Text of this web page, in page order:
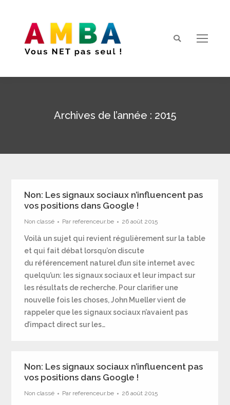
Search:
Archives de l’année : 2015
Non: Les signaux sociaux n’influencent pas
vos positions dans Google !
Non classé Par referenceur.be 26 août 2015
Voilà un sujet qui revient régulièrement sur la table
et qui fait débat lorsqu’on discute
du référencement naturel d’un site internet avec
quelqu’un: les signaux sociaux et leur impact sur
les résultats de recherche. Pour clarifier une
nouvelle fois les choses, John Mueller vient de
rappeler que les signaux sociaux n’avaient pas
d’impact direct sur les…
Non: Les signaux sociaux n’influencent pas
vos positions dans Google !
Non classé Par referenceur.be 26 août 2015